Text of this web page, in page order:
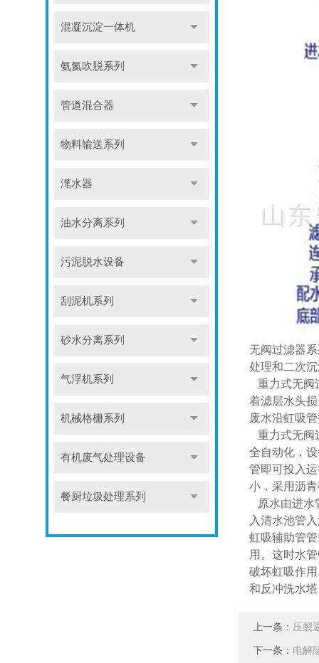
混凝沉淀一体机
氨氮吹脱系列
管道混合器
物料输送系列
滗水器
油水分离系列
污泥脱水设备
刮泥机系列
砂水分离系列
气浮机系列
机械格栅系列
有机废气处理设备
餐厨垃圾处理系列
无阀过滤器
处理和二次
重力式无阀
着滤层水头
废水沿虹吸
重力式无阀
全自动化，
管即可投入
小，采用沥
原水由进水
入清水池管
虹吸辅助管
用。这时水
破坏虹吸作
和反冲洗水
上一条： 压裂
下一条： 电解